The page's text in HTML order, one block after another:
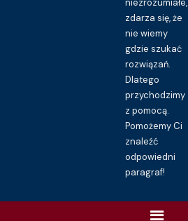
zdarza się, że
nie wiemy
gdzie szukać
rozwiązań.
Dlatego
przychodzimy
z pomocą.
Pomożemy Ci
znaleźć
odpowiedni
paragraf!
Menu